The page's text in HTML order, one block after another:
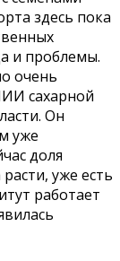
здесь пока
и проблемы.
очень
сахарной
Он
уже
доля
уже есть
работает